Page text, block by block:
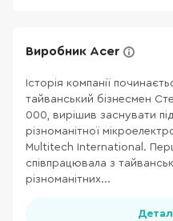
Виробник Acer
Історія компанії
тайванський бізнесмен
000, вирішив заснувати
різноманітної
Multitech International.
співпрацювала з
різноманітних...